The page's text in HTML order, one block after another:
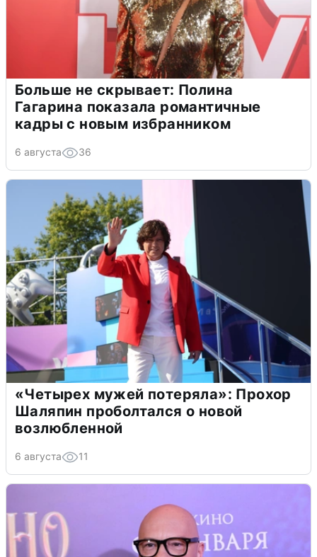
Больше не скрывает: Полина
Гагарина показала романтичные
кадры с новым избранником
6 августа 36
«Четырех мужей потеряла»: Прохор
Шаляпин проболтался о новой
возлюбленной
6 августа 11